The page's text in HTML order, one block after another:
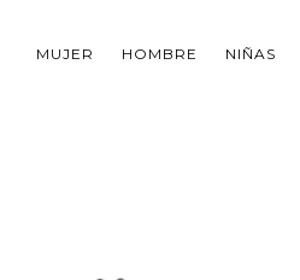
MUJER HOMBRE NIÑAS